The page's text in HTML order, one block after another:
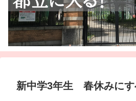
新中学3年生 春休みにす